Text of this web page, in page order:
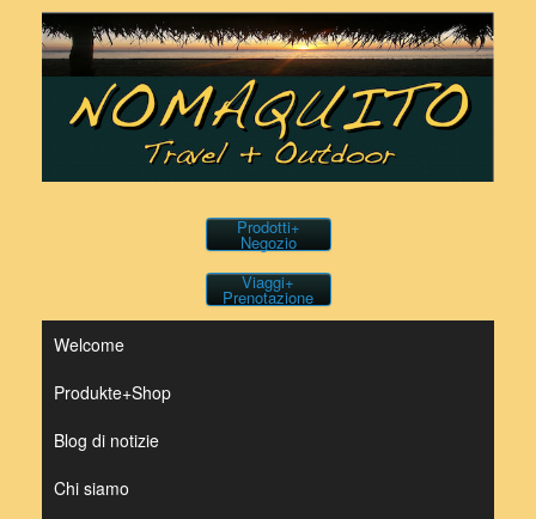
contenuto
Prodotti+
Negozio
Viaggi+
Prenotazione
Welcome
Produkte+Shop
Blog di notizie
Chi siamo